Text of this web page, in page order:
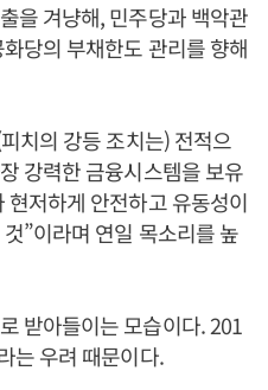
을 겨냥해, 민주당과 백악관
당의 부채한도 관리를 향해
치의 강등 조치는) 전적으
강력한 금융시스템을 보유
저하게 안전하고 유동성이
”이라며 연일 목소리를 높
받아들이는 모습이다. 201
는 우려 때문이다.